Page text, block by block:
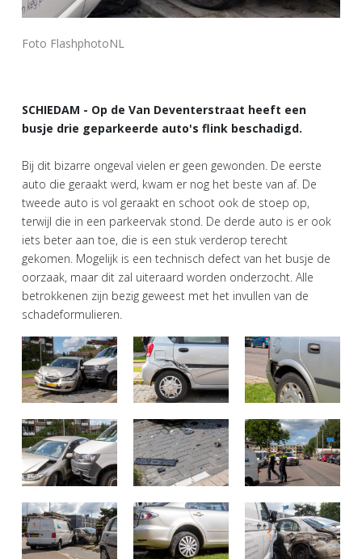
Foto FlashphotoNL
SCHIEDAM - Op de Van Deventerstraat heeft een
busje drie geparkeerde auto's flink beschadigd.
Bij dit bizarre ongeval vielen er geen gewonden. De eerste
auto die geraakt werd, kwam er nog het beste van af. De
tweede auto is vol geraakt en schoot ook de stoep op,
terwijl die in een parkeervak stond. De derde auto is er ook
iets beter aan toe, die is een stuk verderop terecht
gekomen. Mogelijk is een technisch defect van het busje de
oorzaak, maar dit zal uiteraard worden onderzocht. Alle
betrokkenen zijn bezig geweest met het invullen van de
schadeformulieren.